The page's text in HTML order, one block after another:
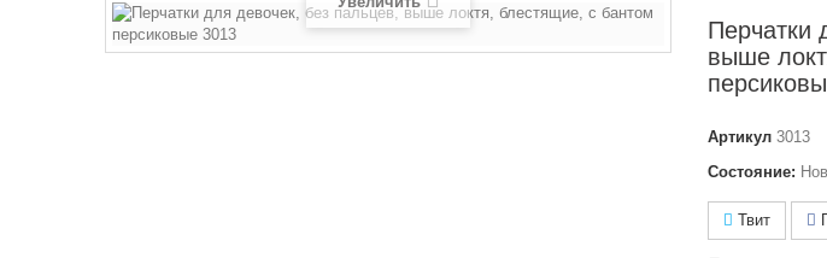
Перчатки
выше
Артикул 3013
Состояние:
Твит